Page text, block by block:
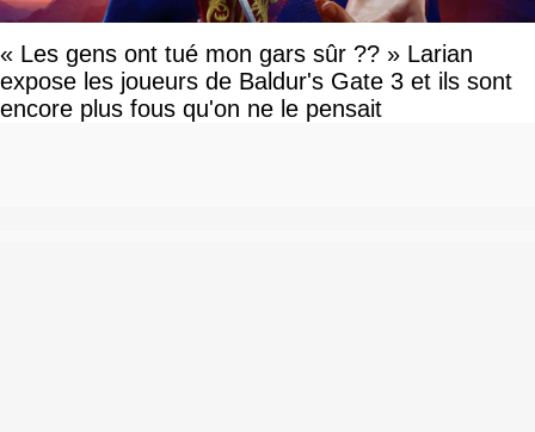
« Les gens ont tué mon gars sûr ?? » Larian
expose les joueurs de Baldur's Gate 3 et ils sont
encore plus fous qu'on ne le pensait